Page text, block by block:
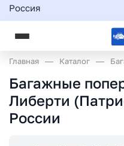
Россия
Главная Каталог
Багажные
Либерти
России